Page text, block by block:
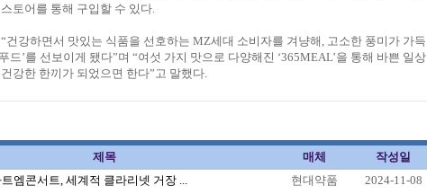
토어를 통해 구입할 수 있다.
건강하면서 맛있는 식품을 선호하는 MZ세대 소비자를 겨냥해, 고소한 풍미가 가득
드’를 선보이게 됐다”며 “여섯 가지 맛으로 다양해진 ‘365MEAL’을 통해 바쁜 일상
강한 한끼가 되었으면 한다”고 말했다.
제목 매체
작성일
엠콘서트, 세계적 클라리넷 거장 ... 현대약품
2024-11-08